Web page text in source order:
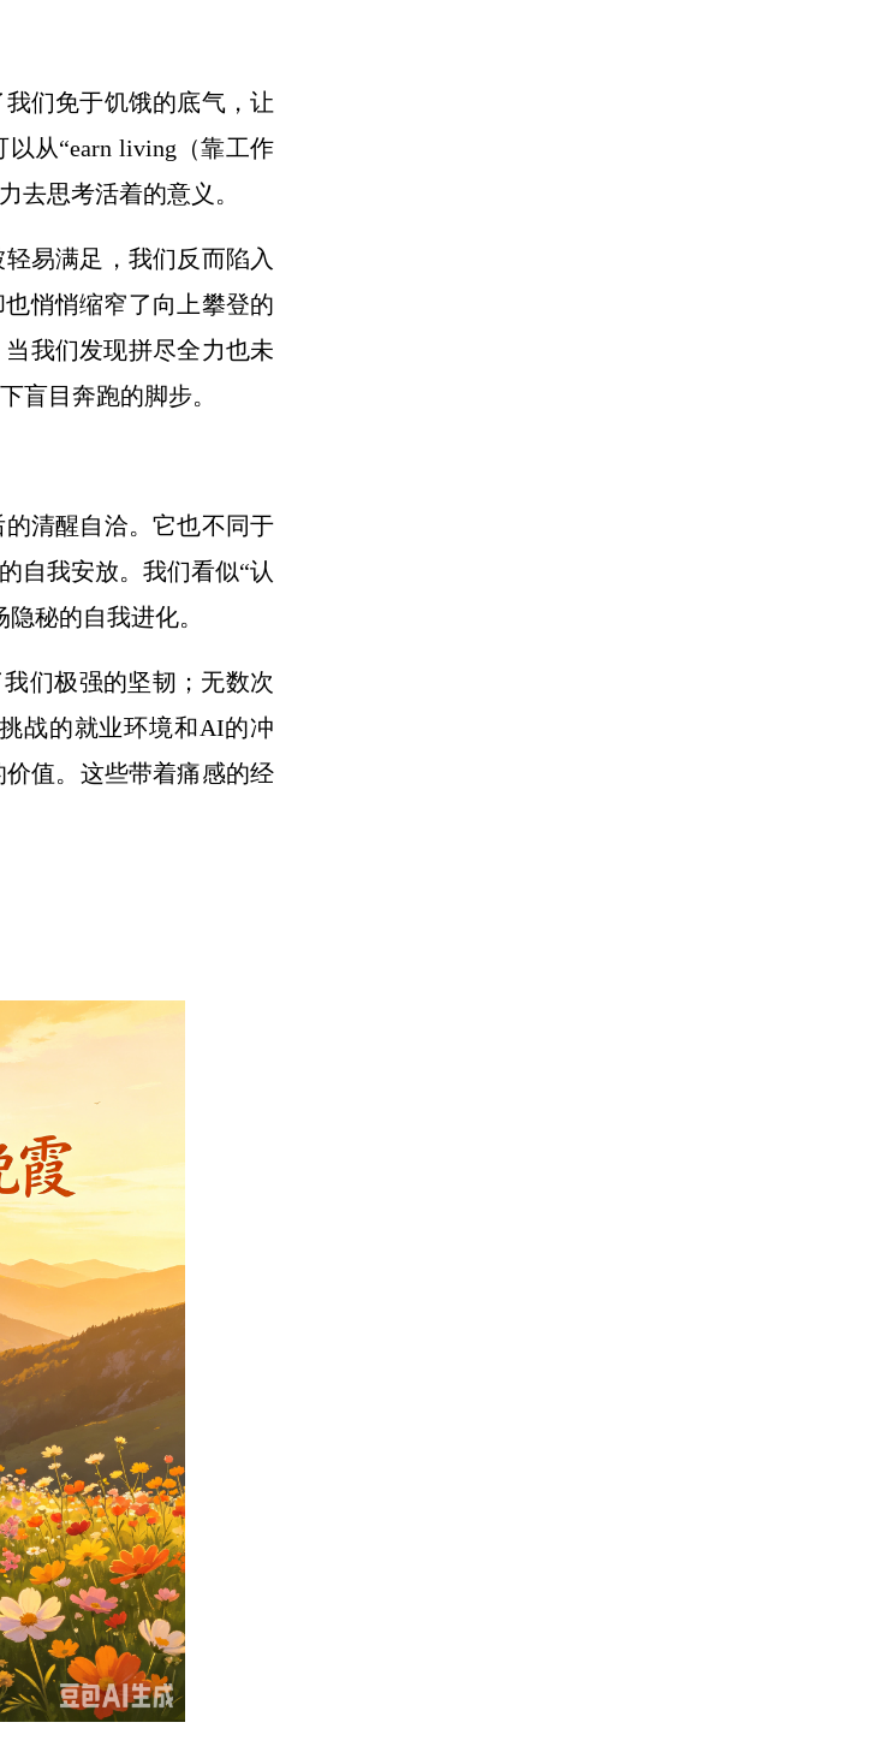
们免于饥饿的底气，让
从“earn living（靠工作
去思考活着的意义。
易满足，我们反而陷入
悄悄缩窄了向上攀登的
我们发现拼尽全力也未
盲目奔跑的脚步。
清醒自洽。它也不同于
自我安放。我们看似“认
秘的自我进化。
们极强的坚韧；无数次
战的就业环境和AI的冲
值。这些带着痛感的经